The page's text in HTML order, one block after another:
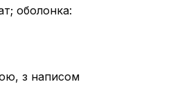
оболонка:
з написом